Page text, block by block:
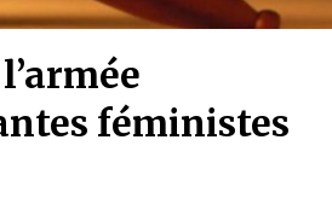
féministes